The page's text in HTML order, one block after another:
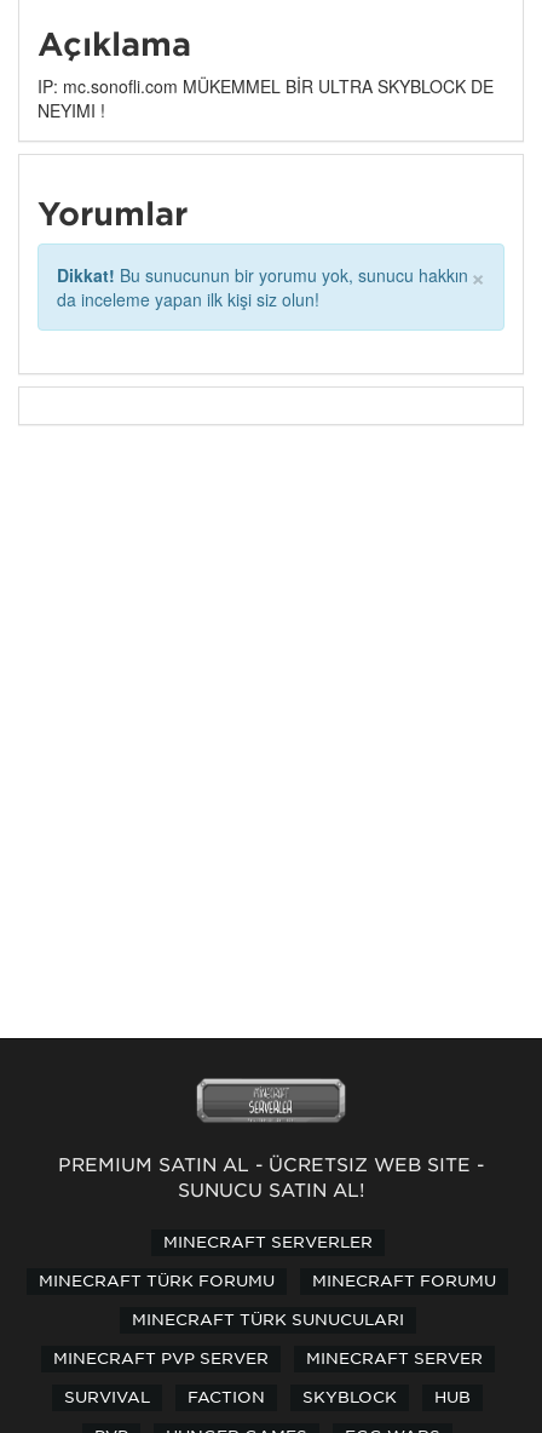
Açıklama
IP: mc.sonofli.com MÜKEMMEL BİR ULTRA SKYBLOCK DE
NEYIMI !
Yorumlar
×
Dikkat! Bu sunucunun bir yorumu yok, sunucu hakkın
da inceleme yapan ilk kişi siz olun!
PREMİUM SATIN AL - ÜCRETSİZ WEB SİTE -
SUNUCU SATIN AL!
MINECRAFT SERVERLER
MINECRAFT TÜRK FORUMU MINECRAFT FORUMU
MINECRAFT TÜRK SUNUCULARI
MINECRAFT PVP SERVER MINECRAFT SERVER
SURVIVAL FACTION SKYBLOCK HUB